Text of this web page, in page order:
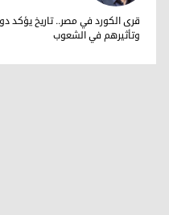
سيد محمود
قرى الكورد في مصر.. تاريخ يؤكد
وتأثيرهم في الشعوب